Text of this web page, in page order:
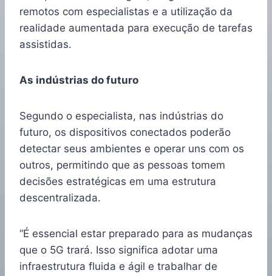
remotos com especialistas e a utilização da
realidade aumentada para execução de tarefas
assistidas.
As indústrias do futuro
Segundo o especialista, nas indústrias do
futuro, os dispositivos conectados poderão
detectar seus ambientes e operar uns com os
outros, permitindo que as pessoas tomem
decisões estratégicas em uma estrutura
descentralizada.
“É essencial estar preparado para as mudanças
que o 5G trará. Isso significa adotar uma
infraestrutura fluida e ágil e trabalhar de